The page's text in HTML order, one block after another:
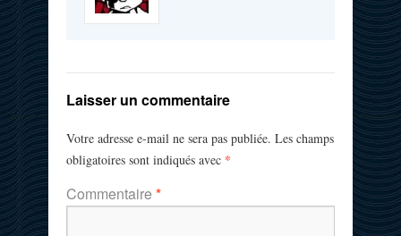
Laisser un commentaire
Votre adresse e-mail ne sera pas publiée. Les champs
obligatoires sont indiqués avec *
Commentaire *